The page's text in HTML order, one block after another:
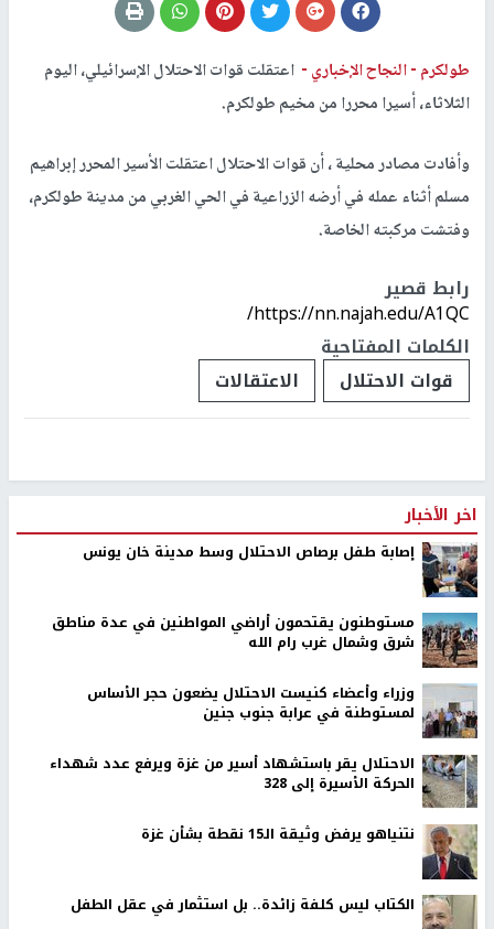
طولكرم -النجاح الإخباري - اعتقلت قوات الاحتلال الإسرائيلي، اليوم
الثلاثاء، أسيرا محررا من مخيم طولكرم.
وأفادت مصادر محلية ، أن قوات الاحتلال اعتقلت الأسير المحرر إبراهيم
مسلم أثناء عمله في أرضه الزراعية في الحي الغربي من مدينة طولكرم،
وفتشت مركبته الخاصة.
رابط قصير
https://nn.najah.edu/A1QC/
الكلمات المفتاحية
قوات الاحتلال
الاعتقالات
اخر الأخبار
إصابة طفل برصاص الاحتلال وسط مدينة خان يونس
مستوطنون يقتحمون أراضي المواطنين في عدة مناطق
شرق وشمال غرب رام الله
وزراء وأعضاء كنيست الاحتلال يضعون حجر الأساس
لمستوطنة في عرابة جنوب جنين
الاحتلال يقر باستشهاد أسير من غزة ويرفع عدد شهداء
الحركة الأسيرة إلى 328
نتنياهو يرفض وثيقة الـ15 نقطة بشأن غزة
الكتاب ليس كلفة زائدة.. بل استثمار في عقل الطفل